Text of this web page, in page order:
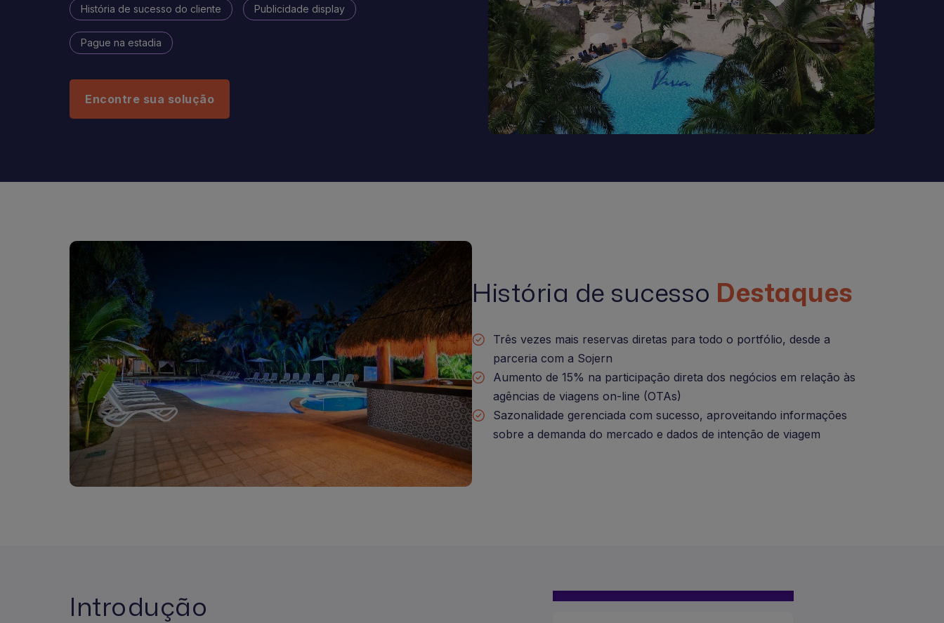
História de sucesso do cliente Publicidade display
Pague na estadia
Encontre sua solução
História de sucesso Destaques
Três vezes mais reservas diretas para todo o portfólio, desde a
parceria com a Sojern
Aumento de 15% na participação direta dos negócios em relação às
agências de viagens on-line (OTAs)
Sazonalidade gerenciada com sucesso, aproveitando informações
sobre a demanda do mercado e dados de intenção de viagem
Introdução